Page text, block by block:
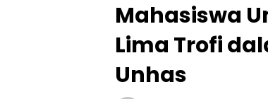
Mahasiswa
Lima Trofi
Unhas